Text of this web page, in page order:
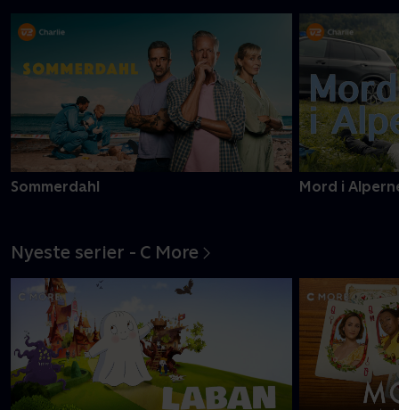
Sommerdahl Mord i
Nyeste serier - C More